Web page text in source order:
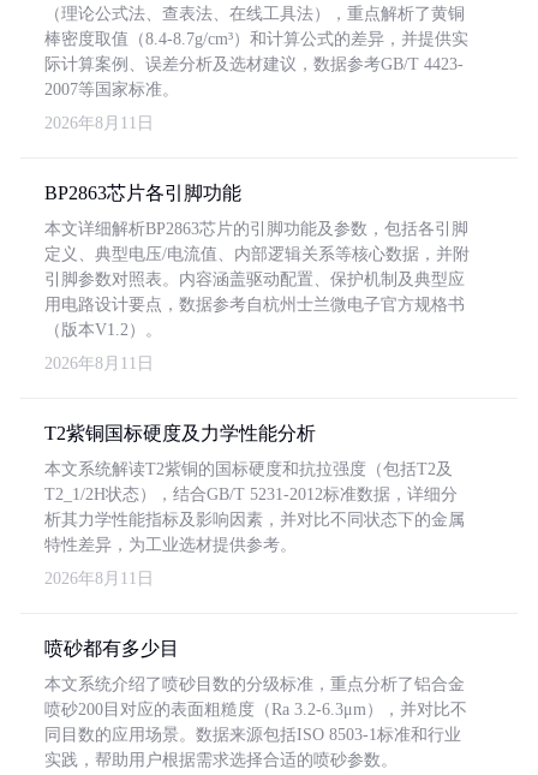
（理论公式法、查表法、在线工具法），重点解析了黄铜
棒密度取值（8.4-8.7g/cm³）和计算公式的差异，并提供实
际计算案例、误差分析及选材建议，数据参考GB/T 4423-
2007等国家标准。
2026年8月11日
BP2863芯片各引脚功能
本文详细解析BP2863芯片的引脚功能及参数，包括各引脚
定义、典型电压/电流值、内部逻辑关系等核心数据，并附
引脚参数对照表。内容涵盖驱动配置、保护机制及典型应
用电路设计要点，数据参考自杭州士兰微电子官方规格书
（版本V1.2）。
2026年8月11日
T2紫铜国标硬度及力学性能分析
本文系统解读T2紫铜的国标硬度和抗拉强度（包括T2及
T2_1/2H状态），结合GB/T 5231-2012标准数据，详细分
析其力学性能指标及影响因素，并对比不同状态下的金属
特性差异，为工业选材提供参考。
2026年8月11日
喷砂都有多少目
本文系统介绍了喷砂目数的分级标准，重点分析了铝合金
喷砂200目对应的表面粗糙度（Ra 3.2-6.3μm），并对比不
同目数的应用场景。数据来源包括ISO 8503-1标准和行业
实践，帮助用户根据需求选择合适的喷砂参数。